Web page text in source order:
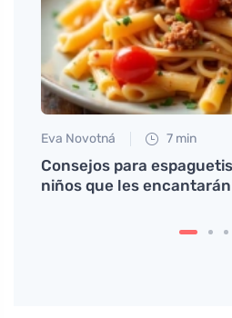
Eva Novotná 7 min
Consejos para
niños que les encantarán